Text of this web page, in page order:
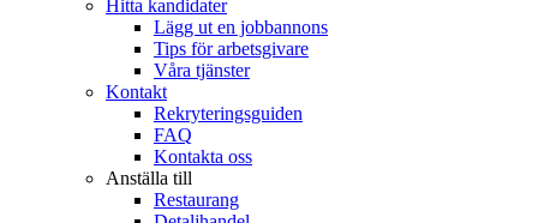
Hitta kandidater
Lägg ut en jobbannons
Tips för arbetsgivare
Våra tjänster
Kontakt
Rekryteringsguiden
FAQ
Kontakta oss
Anställa till
Restaurang